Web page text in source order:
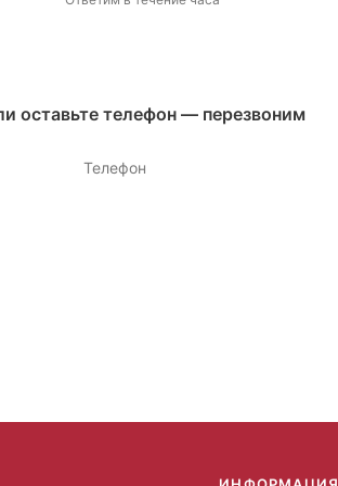
оставьте телефон — перезвоним